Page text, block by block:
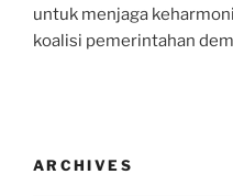
untuk menjaga
koalisi pemerintahan
ARCHIVES